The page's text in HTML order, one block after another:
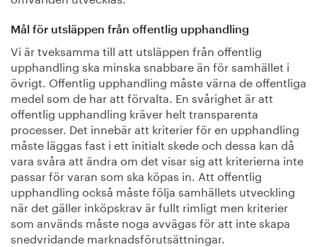
Mål för utsläppen från offentlig upphandling
Vi är tveksamma till att utsläppen från offentlig
upphandling ska minska snabbare än för samhället i
övrigt. Offentlig upphandling måste värna de offentliga
medel som de har att förvalta. En svårighet är att
offentlig upphandling kräver helt transparenta
processer. Det innebär att kriterier för en upphandling
måste läggas fast i ett initialt skede och dessa kan då
vara svåra att ändra om det visar sig att kriterierna inte
passar för varan som ska köpas in. Att offentlig
upphandling också måste följa samhällets utveckling
när det gäller inköpskrav är fullt rimligt men kriterier
som används måste noga avvägas för att inte skapa
snedvridande marknadsförutsättningar.